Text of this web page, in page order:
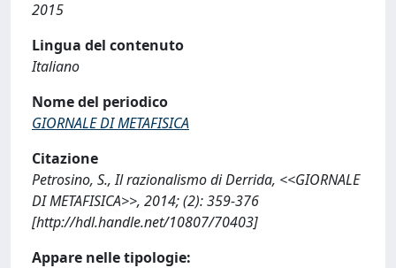
2015
Lingua del contenuto
Italiano
Nome del periodico
GIORNALE DI METAFISICA
Citazione
Petrosino, S., Il razionalismo di Derrida, <<GIORNALE
DI METAFISICA>>, 2014; (2): 359-376
[http://hdl.handle.net/10807/70403]
Appare nelle tipologie: